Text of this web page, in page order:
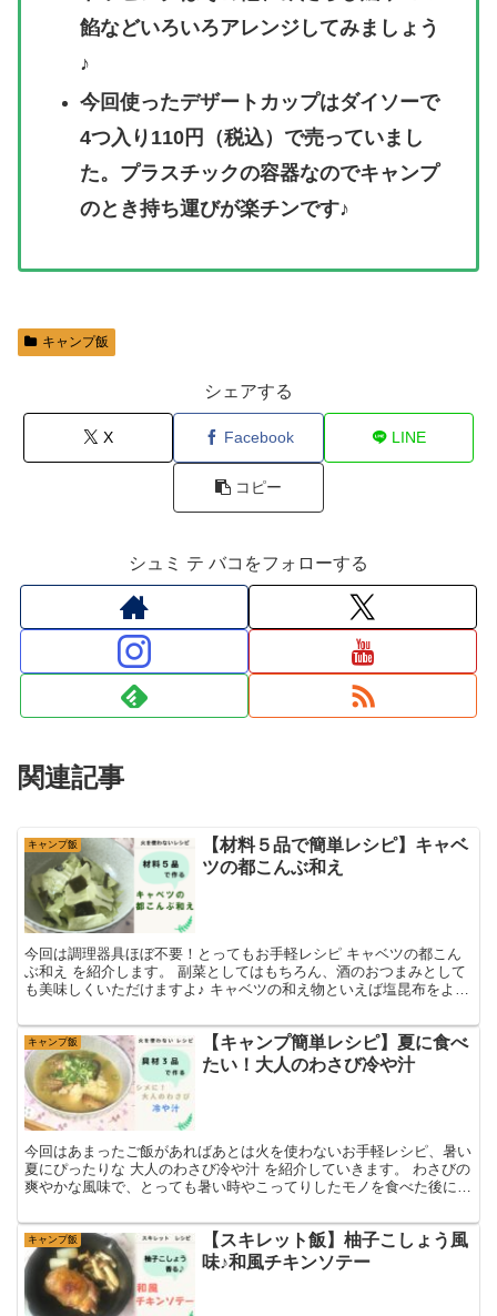
餡などいろいろアレンジしてみましょう
♪
今回使ったデザートカップはダイソーで
4つ入り110円（税込）で売っていまし
た。プラスチックの容器なのでキャンプ
のとき持ち運びが楽チンです♪
キャンプ飯
シェアする
X Facebook LINE
コピー
シュミ テ バコをフォローする
関連記事
キャンプ飯
【材料５品で簡単レシピ】キャベ
ツの都こんぶ和え
今回は調理器具ほぼ不要！とってもお手軽レシピ キャベツの都こん
ぶ和え を紹介します。 副菜としてはもちろん、酒のおつまみとして
も美味しくいただけますよ♪ キャベツの和え物といえば塩昆布をよく
キャンプ飯
【キャンプ簡単レシピ】夏に食べ
たい！大人のわさび冷や汁
今回はあまったご飯があればあとは火を使わないお手軽レシピ、暑い
夏にぴったりな 大人のわさび冷や汁 を紹介していきます。 わさびの
爽やかな風味で、とっても暑い時やこってりしたモノを食べた後にも
キャンプ飯
【スキレット飯】柚子こしょう風
味♪和風チキンソテー